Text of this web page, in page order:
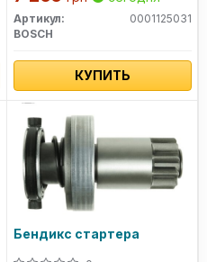
Артикул:
0001125031
BOSCH
КУПИТЬ
Бендикс стартера